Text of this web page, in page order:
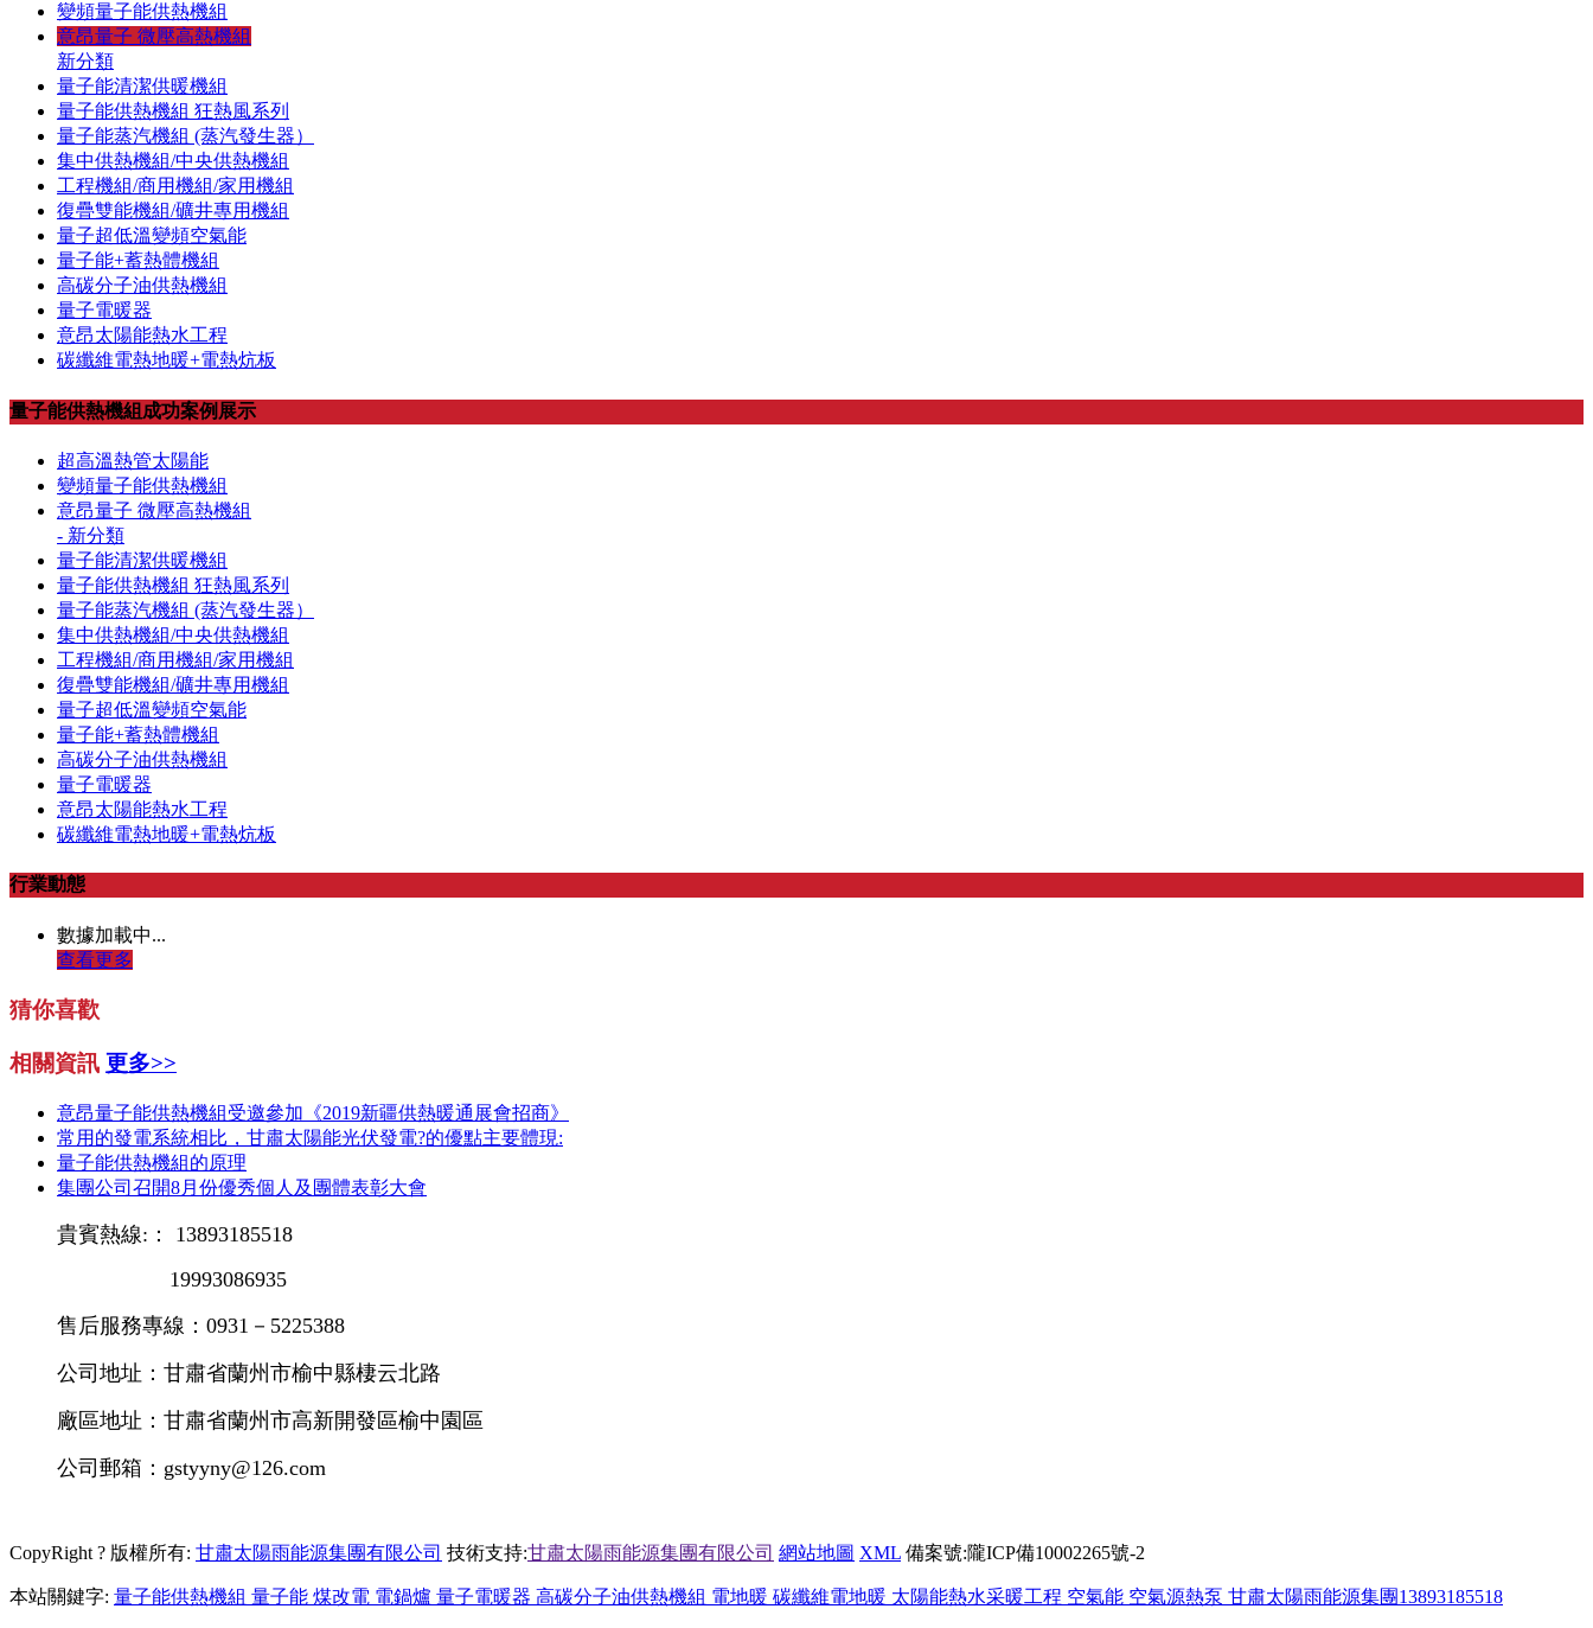
變頻量子能供熱機組
意昂量子 微壓高熱機組
新分類
量子能清潔供暖機組
量子能供熱機組 狂熱風系列
量子能蒸汽機組 (蒸汽發生器）
集中供熱機組/中央供熱機組
工程機組/商用機組/家用機組
復疊雙能機組/礦井專用機組
量子超低溫變頻空氣能
量子能+蓄熱體機組
高碳分子油供熱機組
量子電暖器
意昂太陽能熱水工程
碳纖維電熱地暖+電熱炕板
量子能供熱機組成功案例展示
超高溫熱管太陽能
變頻量子能供熱機組
意昂量子 微壓高熱機組
- 新分類
量子能清潔供暖機組
量子能供熱機組 狂熱風系列
量子能蒸汽機組 (蒸汽發生器）
集中供熱機組/中央供熱機組
工程機組/商用機組/家用機組
復疊雙能機組/礦井專用機組
量子超低溫變頻空氣能
量子能+蓄熱體機組
高碳分子油供熱機組
量子電暖器
意昂太陽能熱水工程
碳纖維電熱地暖+電熱炕板
行業動態
數據加載中...
查看更多
猜你喜歡
相關資訊 更多>>
意昂量子能供熱機組受邀參加《2019新疆供熱暖通展會招商》
常用的發電系統相比，甘肅太陽能光伏發電?的優點主要體現:
量子能供熱機組的原理
集團公司召開8月份優秀個人及團體表彰大會
貴賓熱線:： 13893185518
19993086935
售后服務專線：0931－5225388
公司地址：甘肅省蘭州市榆中縣棲云北路
廠區地址：甘肅省蘭州市高新開發區榆中園區
公司郵箱：gstyyny@126.com
CopyRight ? 版權所有: 甘肅太陽雨能源集團有限公司 技術支持:甘肅太陽雨能源集團有限公司 網站地圖 XML 備案號:隴ICP備10002265號-2
本站關鍵字: 量子能供熱機組 量子能 煤改電 電鍋爐 量子電暖器 高碳分子油供熱機組 電地暖 碳纖維電地暖 太陽能熱水采暖工程 空氣能 空氣源熱泵 甘肅太陽雨能源集團13893185518